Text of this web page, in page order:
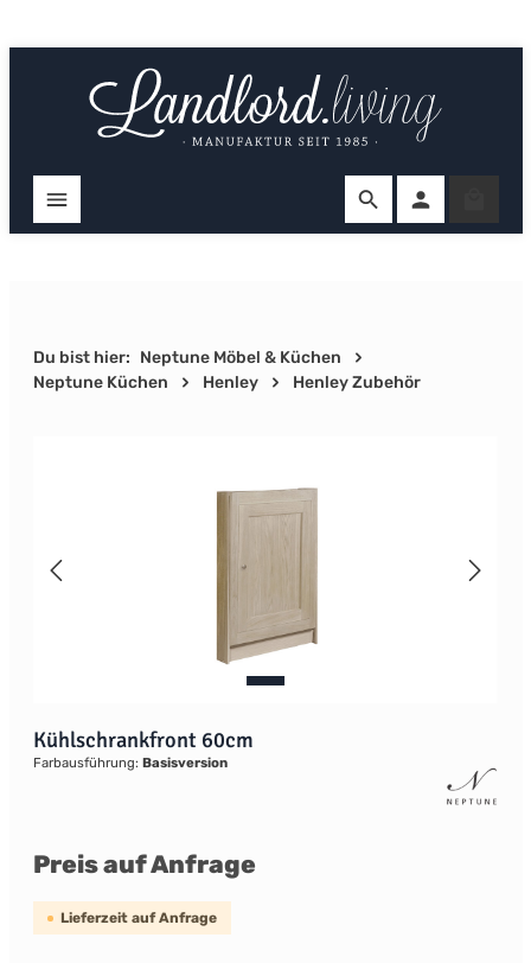
Du bist hier: Neptune Möbel & Küchen
Neptune Küchen
Henley Henley Zubehör
Kühlschrankfront 60cm
Farbausführung: Basisversion
Preis auf Anfrage
Lieferzeit auf Anfrage